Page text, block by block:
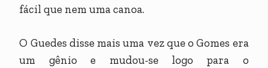
fácil que nem uma canoa.
O Guedes disse mais uma vez que o Gomes era
um gênio e mudou-se logo para o